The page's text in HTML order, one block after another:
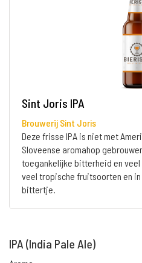
Sint Joris IPA
Brouwerij Sint Joris
Deze frisse IPA is niet met
Sloveense aromahop
toegankelijke bitterheid en
veel tropische fruitsoorten en
bittertje.
IPA (India Pale Ale)